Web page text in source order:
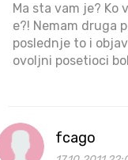
Ma sta vam je? Ko
e?! Nemam druga
poslednje to i
ovoljni posetioci
fcago